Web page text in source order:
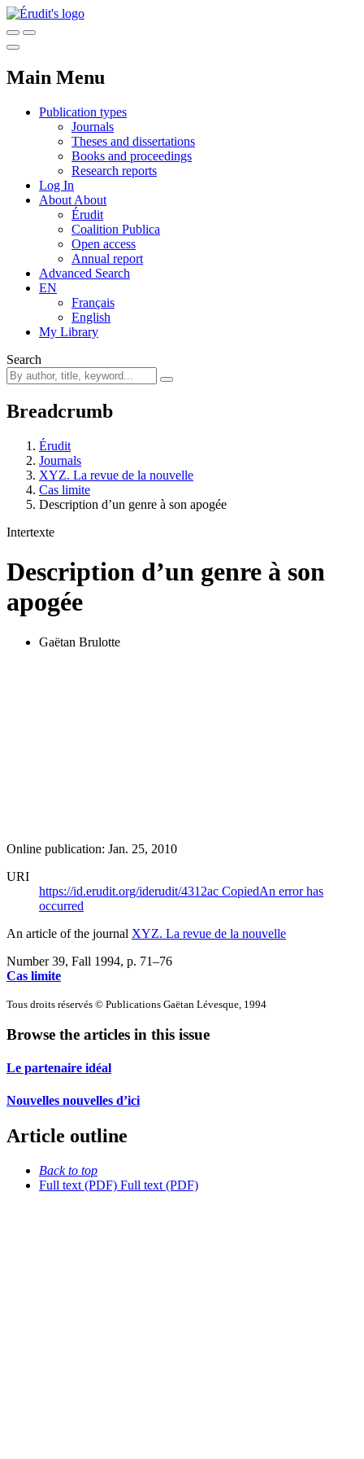
Main Menu
Publication types
Journals
Theses and dissertations
Books and proceedings
Research reports
Log In
About About
Érudit
Coalition Publica
Open access
Annual report
Advanced Search
EN
Français
English
My Library
Search
Breadcrumb
Érudit
Journals
XYZ. La revue de la nouvelle
Cas limite
Description d’un genre à son apogée
Intertexte
Description d’un genre à son
apogée
Gaëtan Brulotte
Online publication: Jan. 25, 2010
URI
https://id.erudit.org/iderudit/4312ac CopiedAn error has
occurred
An article of the journal XYZ. La revue de la nouvelle
Number 39, Fall 1994, p. 71–76
Cas limite
Tous droits réservés © Publications Gaëtan Lévesque, 1994
Browse the articles in this issue
Le partenaire idéal
Nouvelles nouvelles d’ici
Article outline
Back to top
Full text (PDF) Full text (PDF)